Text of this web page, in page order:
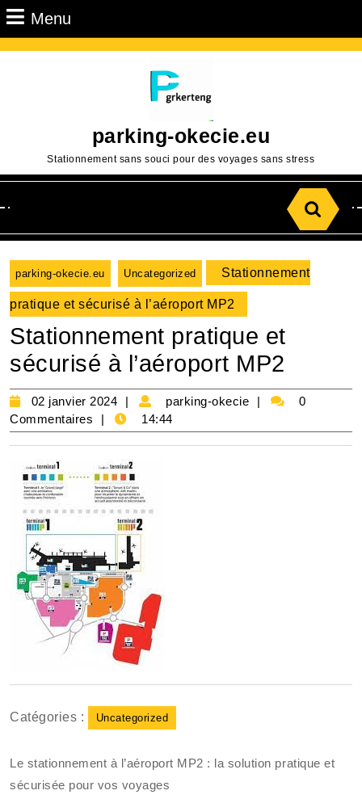
Passer
au
Menu
parking-okecie.eu
Stationnement sans souci pour des voyages sans stress
for:
parking-okecie.eu Uncategorized Stationnement
pratique et sécurisé à l’aéroport MP2
Stationnement pratique et
sécurisé à l’aéroport MP2
02 janvier 2024
02
janvier
2024
parking-okecie
parking-
0
Commentaires
14:44
Catégories : Uncategorized
Le stationnement à l’aéroport MP2 : la solution pratique et
sécurisée pour vos voyages